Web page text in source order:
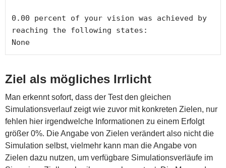
0.00 percent of your vision was achieved by
reaching the following states:
None
Ziel als mögliches Irrlicht
Man erkennt sofort, dass der Test den gleichen
Simulationsverlauf zeigt wie zuvor mit konkreten Zielen, nur
fehlen hier irgendwelche Informationen zu einem Erfolgt
größer 0%. Die Angabe von Zielen verändert also nicht die
Simulation selbst, vielmehr kann man die Angabe von
Zielen dazu nutzen, um verfügbare Simulationsverläufe im